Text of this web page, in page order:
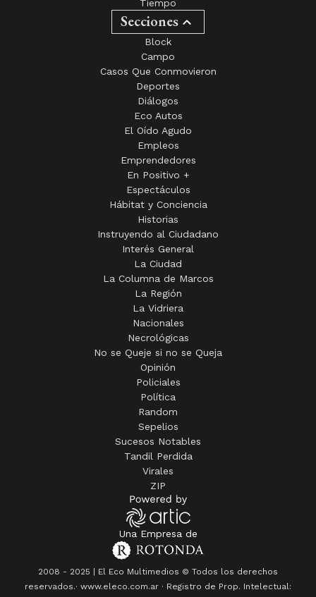
Tiempo
Secciones
Block
Campo
Casos Que Conmovieron
Deportes
Diálogos
Eco Autos
El Oído Agudo
Empleos
Emprendedores
En Positivo +
Espectáculos
Hábitat y Conciencia
Historias
Instruyendo al Ciudadano
Interés General
La Ciudad
La Columna de Marcos
La Región
La Vidriera
Nacionales
Necrológicas
No se Queje si no se Queja
Opinión
Policiales
Política
Random
Sepelios
Sucesos Notables
Tandil Perdida
Virales
ZIP
Una Empresa de
2008 - 2025 | El Eco Multimedios © Todos los derechos
reservados.· www.eleco.com.ar · Registro de Prop. Intelectual: